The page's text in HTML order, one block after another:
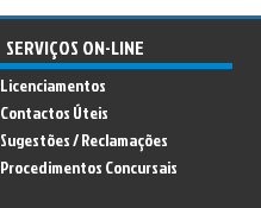
SERVIÇOS ON-LINE
Licenciamentos
Contactos Úteis
Sugestões / Reclamações
Procedimentos Concursais